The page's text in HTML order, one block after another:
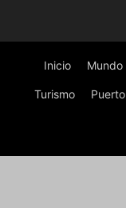
Inicio Mundo
Turismo Puerto